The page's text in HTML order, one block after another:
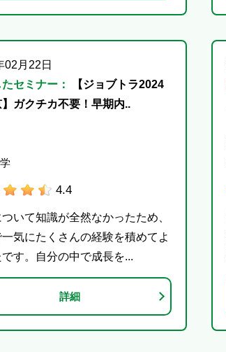
02月22日
セミナー：
【ジョブトラ2024
】ガクチカ不要！早期内..
4.4
いて知識が全然なかったため、
一気にたくさんの経験を積めてよ
す。自分の中で成長を...
詳細